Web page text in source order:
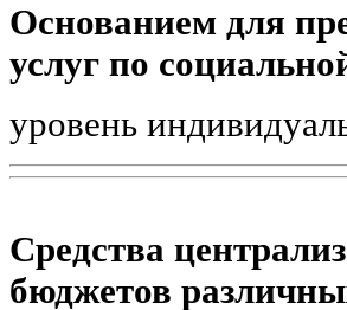
Основанием для
услуг по
уровень
Средства
бюджетов